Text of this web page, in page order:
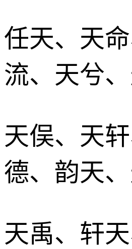
任天、天
流、天兮
天俣、天
德、韵天
天禹、轩